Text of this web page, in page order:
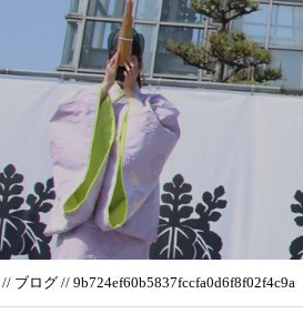
// ブログ // 9b724ef60b5837fccfa0d6f8f02f4c9a